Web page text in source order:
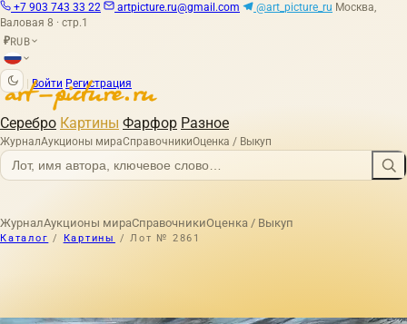
+7 903 743 33 22 artpicture.ru@gmail.com @art_picture_ru Москва,
Валовая 8 · стр.1
₽RUB
Войти Регистрация
Серебро Картины Фарфор Разное
ЖурналАукционы мираСправочникиОценка / Выкуп
ЖурналАукционы мираСправочникиОценка / Выкуп
Каталог / Картины / Лот № 2861